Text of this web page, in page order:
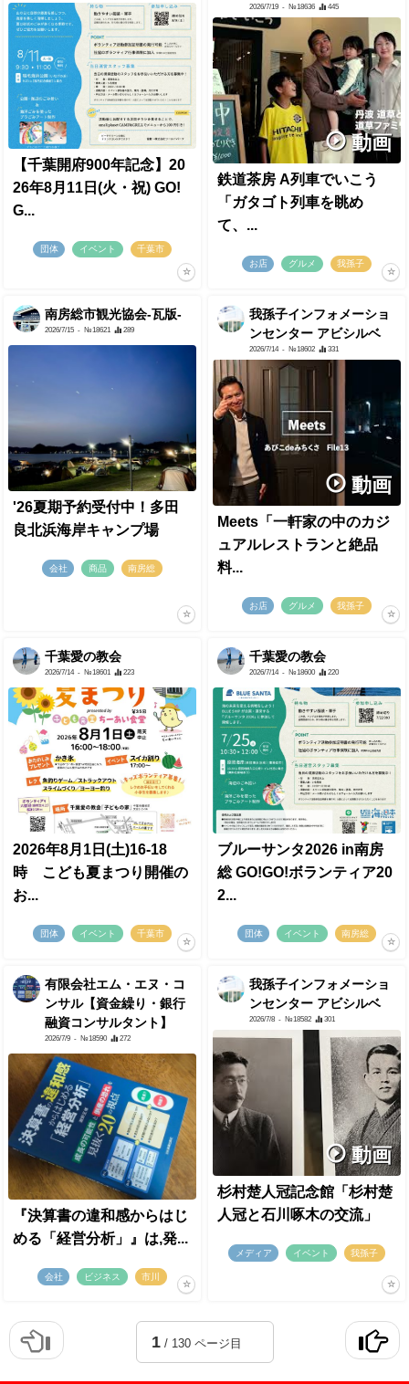
【千葉開府900年記念】20
26年8月11日(火・祝) GO!
G...
団体 イベント 千葉市
2026/7/19 - №18636 445
動画
鉄道茶房 A列車でいこう
「ガタゴト列車を眺め
て、...
お店 グルメ 我孫子
南房総市観光協会-瓦版-
2026/7/15 - №18621 289
'26夏期予約受付中！多田
良北浜海岸キャンプ場
会社 商品 南房総
我孫子インフォメーショ
ンセンター アビシルベ
2026/7/14 - №18602 331
動画
Meets「一軒家の中のカジ
ュアルレストランと絶品
料...
お店 グルメ 我孫子
千葉愛の教会
2026/7/14 - №18601 223
2026年8月1日(土)16-18
時 こども夏まつり開催の
お...
団体 イベント 千葉市
千葉愛の教会
2026/7/14 - №18600 220
ブルーサンタ2026 in南房
総 GO!GO!ボランティア20
2...
団体 イベント 南房総
有限会社エム・エヌ・コ
ンサル【資金繰り・銀行
融資コンサルタント】
2026/7/9 - №18590 272
『決算書の違和感からはじ
める「経営分析」』は,発...
会社 ビジネス 市川
我孫子インフォメーショ
ンセンター アビシルベ
2026/7/8 - №18582 301
動画
杉村楚人冠記念館「杉村楚
人冠と石川啄木の交流」
メディア イベント 我孫子
1/ 130 ページ目